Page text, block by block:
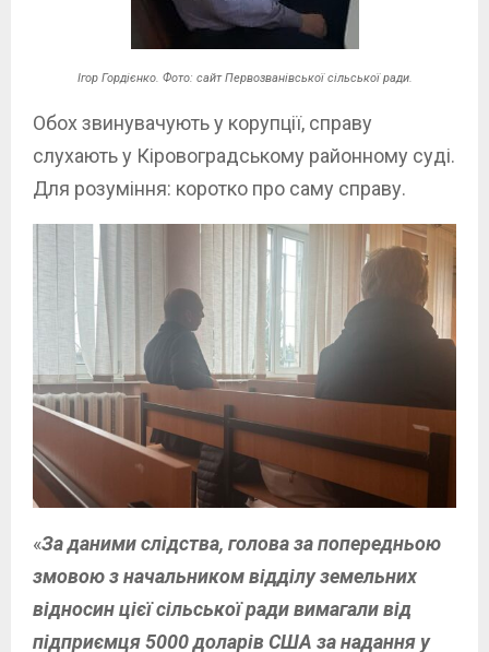
Ігор Гордієнко. Фото: сайт Первозванівської сільської ради.
Обох звинувачують у корупції, справу
слухають у Кіровоградському районному суді.
Для розуміння: коротко про саму справу.
«За даними слідства, голова за попередньою
змовою з начальником відділу земельних
відносин цієї сільської ради вимагали від
підприємця 5000 доларів США за надання у